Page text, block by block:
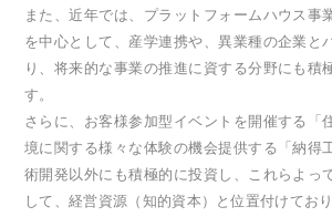
また、近年では、プラットフォームハウス事
を中心として、産学連携や、異業種の企業と
り、将来的な事業の推進に資する分野にも積
す。
さらに、お客様参加型イベントを開催する「
境に関する様々な体験の機会提供する「納得
術開発以外にも積極的に投資し、これらよっ
して、経営資源（知的資本）と位置付けており